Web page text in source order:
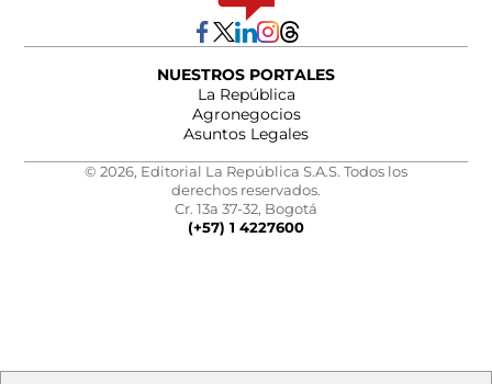
NUESTROS PORTALES
La República
Agronegocios
Asuntos Legales
© 2026, Editorial La República S.A.S. Todos los
derechos reservados.
Cr. 13a 37-32, Bogotá
(+57) 1 4227600